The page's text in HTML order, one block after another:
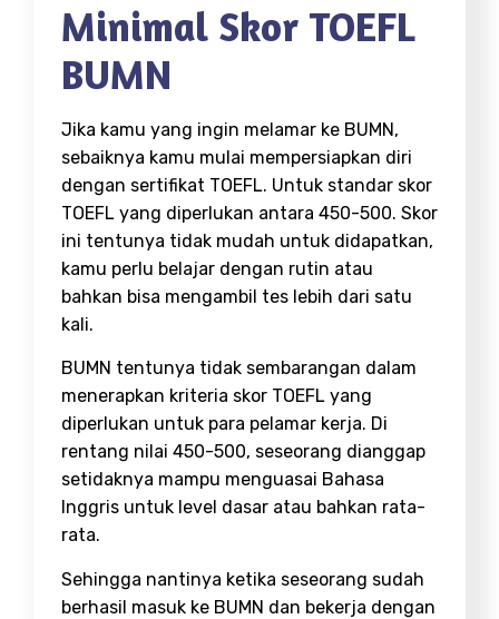
Minimal Skor TOEFL
BUMN
Jika kamu yang ingin melamar ke BUMN,
sebaiknya kamu mulai mempersiapkan diri
dengan sertifikat TOEFL. Untuk standar skor
TOEFL yang diperlukan antara 450-500. Skor
ini tentunya tidak mudah untuk didapatkan,
kamu perlu belajar dengan rutin atau
bahkan bisa mengambil tes lebih dari satu
kali.
BUMN tentunya tidak sembarangan dalam
menerapkan kriteria skor TOEFL yang
diperlukan untuk para pelamar kerja. Di
rentang nilai 450-500, seseorang dianggap
setidaknya mampu menguasai Bahasa
Inggris untuk level dasar atau bahkan rata-
rata.
Sehingga nantinya ketika seseorang sudah
berhasil masuk ke BUMN dan bekerja dengan